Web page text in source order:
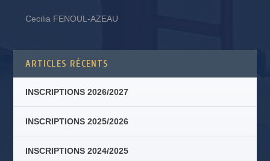
Cecilia FENOUL-AZEAU
ARTICLES RÉCENTS
INSCRIPTIONS 2026/2027
INSCRIPTIONS 2025/2026
INSCRIPTIONS 2024/2025